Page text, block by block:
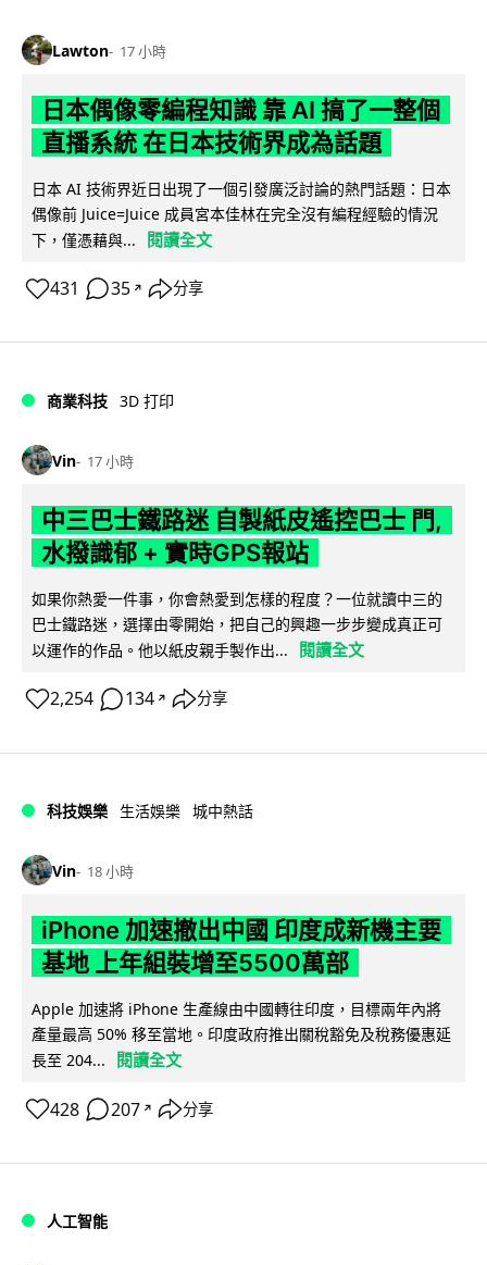
Lawton 17 小時
日本偶像零編程知識 靠 AI 搞了一整個
直播系統 在日本技術界成為話題
日本 AI 技術界近日出現了一個引發廣泛討論的熱門話題：日本
偶像前 Juice=Juice 成員宮本佳林在完全沒有編程經驗的情況
下，僅憑藉與...
閱讀全文
431 35 ↗ 分享
商業科技 3D 打印
Vin 17 小時
中三巴士鐵路迷 自製紙皮遙控巴士 門,
水撥識郁 + 實時GPS報站
如果你熱愛一件事，你會熱愛到怎樣的程度？一位就讀中三的
巴士鐵路迷，選擇由零開始，把自己的興趣一步步變成真正可
以運作的作品。他以紙皮親手製作出...
閱讀全文
2,254 134 ↗ 分享
科技娛樂 生活娛樂 城中熱話
Vin 18 小時
iPhone 加速撤出中國 印度成新機主要
基地 上年組裝增至5500萬部
Apple 加速將 iPhone 生產線由中國轉往印度，目標兩年內將
產量最高 50% 移至當地。印度政府推出關稅豁免及稅務優惠延
長至 204...
閱讀全文
428 207 ↗ 分享
人工智能